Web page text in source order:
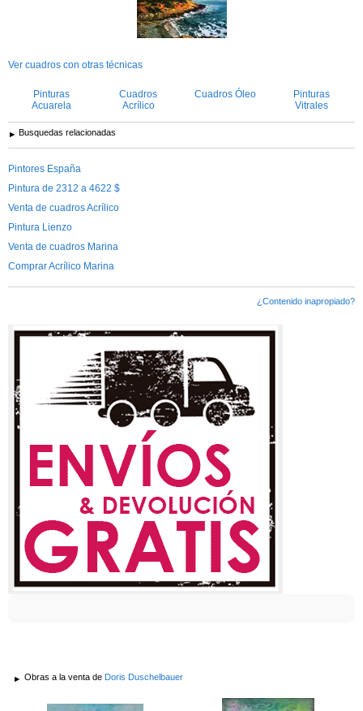
Ver cuadros con otras técnicas
Pinturas
Acuarela
Cuadros
Acrílico
Cuadros Óleo
Pinturas
Vitrales
Busquedas relacionadas
Pintores España
Pintura de 2312 a 4622 $
Venta de cuadros Acrílico
Pintura Lienzo
Venta de cuadros Marina
Comprar Acrílico Marina
¿Contenido inapropiado?
Obras a la venta de Doris Duschelbauer